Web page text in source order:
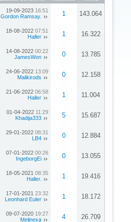
19-09-2023 16:51
Gordon Ramsay.
1 143.064
18-08-2022 07:51
Haller
1 16.322
14-08-2022 00:22
JamesWon
0 13.785
24-06-2022 13:09
Malikirods
0 12.158
21-06-2022 06:58
Haller
1 11.004
01-04-2022 11:29
Khadija333
5 15.687
29-01-2022 08:31
LB4
0 12.884
07-01-2022 00:26
IngeborgEi
0 13.055
18-05-2021 08:35
Haller.
1 19.416
17-01-2021 23:32
Leonhard Euler
1 18.172
09-07-2020 19:27
Melinexa
4 26.709